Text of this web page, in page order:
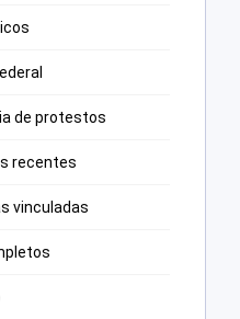
de protestos
recentes
vinculadas